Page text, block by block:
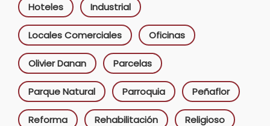
Hoteles Industrial
Locales Comerciales Oficinas
Olivier Danan Parcelas
Parque Natural Parroquia Peñaflor
Reforma Rehabilitación Religioso